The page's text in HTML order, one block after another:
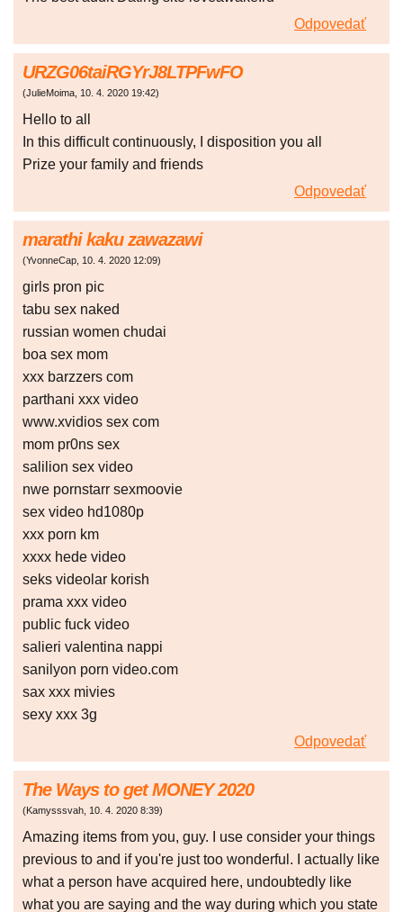
Odpovedať
URZG06taiRGYrJ8LTPFwFO
(JulieMoima, 10. 4. 2020 19:42)
Hello to all
In this difficult continuously, I disposition you all
Prize your family and friends
Odpovedať
marathi kaku zawazawi
(YvonneCap, 10. 4. 2020 12:09)
girls pron pic
tabu sex naked
russian women chudai
boa sex mom
xxx barzzers com
parthani xxx video
www.xvidios sex com
mom pr0ns sex
salilion sex video
nwe pornstarr sexmoovie
sex video hd1080p
xxx porn km
xxxx hede video
seks videolar korish
prama xxx video
public fuck video
salieri valentina nappi
sanilyon porn video.com
sax xxx mivies
sexy xxx 3g
Odpovedať
The Ways to get MONEY 2020
(Kamysssvah, 10. 4. 2020 8:39)
Amazing items from you, guy. I use consider your things
previous to and if you're just too wonderful. I actually like
what a person have acquired here, undoubtedly like
what you are saying and the way during which you state